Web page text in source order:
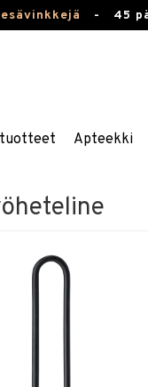
- 45
Apteekki